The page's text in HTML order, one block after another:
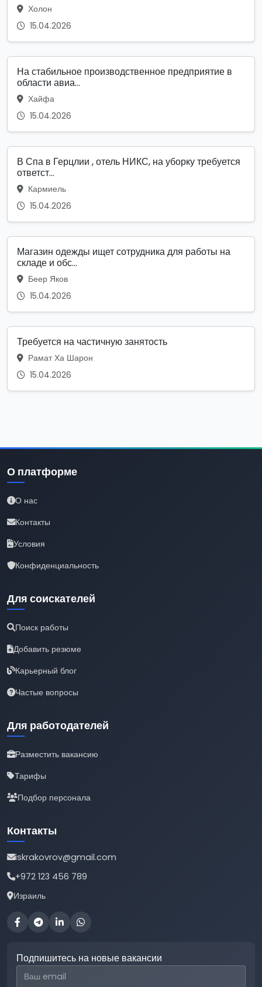
Холон
15.04.2026
На стабильное производственное предприятие в
области авиа...
Хайфа
15.04.2026
В Спа в Герцлии , отель НИКС, на уборку требуется
ответст...
Кармиель
15.04.2026
Магазин одежды ищет сотрудника для работы на
складе и обс...
Беер Яков
15.04.2026
Требуется на частичную занятость
Рамат Ха Шарон
15.04.2026
О платформе
О нас
Контакты
Условия
Конфиденциальность
Для соискателей
Поиск работы
Добавить резюме
Карьерный блог
Частые вопросы
Для работодателей
Разместить вакансию
Тарифы
Подбор персонала
Контакты
iskrakovrov@gmail.com
+972 123 456 789
Израиль
Подпишитесь на новые вакансии
Email для подписки